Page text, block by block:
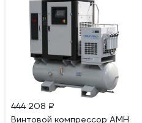
444 208 ₽
Винтовой компрессор АМН